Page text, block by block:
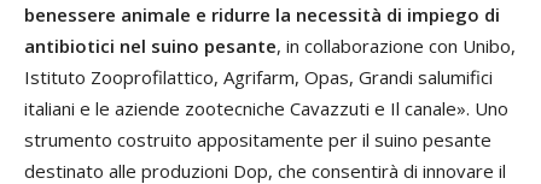
benessere animale e ridurre la necessità di impiego di
antibiotici nel suino pesante, in collaborazione con Unibo,
Istituto Zooprofilattico, Agrifarm, Opas, Grandi salumifici
italiani e le aziende zootecniche Cavazzuti e Il canale». Uno
strumento costruito appositamente per il suino pesante
destinato alle produzioni Dop, che consentirà di innovare il